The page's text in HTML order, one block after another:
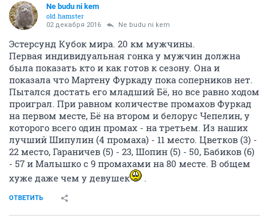
Ne budu ni kem
old hamster
02 декабря 2016 Ne budu ni kem
Эстерсунд Кубок мира. 20 км мужчины.
Первая индивидуальная гонка у мужчин должна
была показать кто и как готов к сезону. Она и
показала что Мартену Фуркаду пока соперников нет.
Пытался достать его младший Бё, но все равно ходом
проиграл. При равном количестве промахов Фуркад
на первом месте, Бё на втором и белорус Чепелин, у
которого всего один промах - на третьем. Из наших
лучший Шипулин (4 промаха) - 11 место. Цветков (3) -
22 место, Гараничев (5) - 23, Шопин (5) - 50, Бабиков (6)
- 57 и Малышко с 9 промахами на 80 месте. В общем
хуже даже чем у девушек
.
ОТВЕТИТЬ